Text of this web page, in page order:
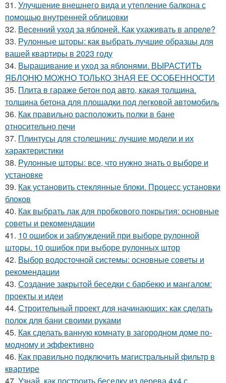
31. Улучшение внешнего вида и утепление балкона с
помощью внутренней облицовки
32. Весенний уход за яблоней. Как ухаживать в апреле?
33. Рулонные шторы: как выбрать лучшие образцы для
вашей квартиры в 2023 году
34. Выращивание и уход за яблонями. ВЫРАСТИТЬ
ЯБЛОНЮ МОЖНО ТОЛЬКО ЗНАЯ ЕЕ ОСОБЕННОСТИ
35. Плита в гараже бетон под авто, какая толщина.
толщина бетона для площадки под легковой автомобиль
36. Как правильно расположить полки в бане
относительно печи
37. Плинтусы для столешниц: лучшие модели и их
характеристики
38. Рулонные шторы: все, что нужно знать о выборе и
установке
39. Как установить стеклянные блоки. Процесс установки
блоков
40. Как выбрать лак для пробкового покрытия: основные
советы и рекомендации
41. 10 ошибок и заблуждений при выборе рулонной
шторы. 10 ошибок при выборе рулонных штор
42. Выбор водосточной системы: основные советы и
рекомендации
43. Создание закрытой беседки с барбекю и мангалом:
проекты и идеи
44. Строительный проект для начинающих: как сделать
полок для бани своими руками
45. Как сделать ванную комнату в загородном доме по-
модному и эффективно
46. Как правильно подключить магистральный фильтр в
квартире